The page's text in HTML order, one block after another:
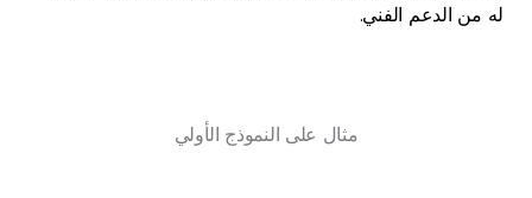
له من الدعم الفني.
مثال على النموذج الأولي